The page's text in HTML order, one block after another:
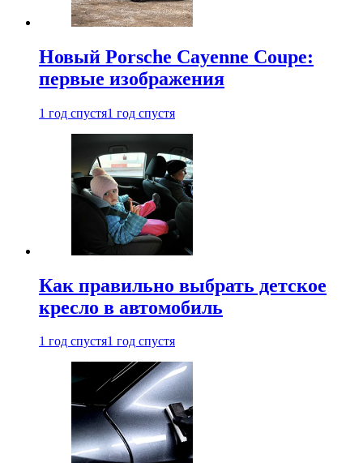
Новый Porsche Cayenne Coupe:
первые изображения
1 год спустя1 год спустя
Как правильно выбрать детское
кресло в автомобиль
1 год спустя1 год спустя